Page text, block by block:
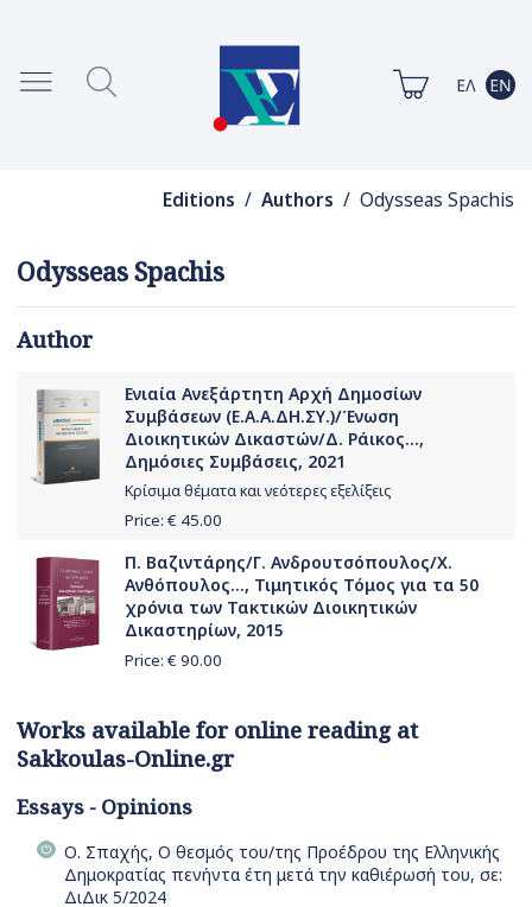
Editions / Authors / Odysseas Spachis
Odysseas Spachis
Author
Ενιαία Ανεξάρτητη Αρχή Δημοσίων
Συμβάσεων (Ε.Α.Α.ΔΗ.ΣΥ.)/Ένωση
Διοικητικών Δικαστών/Δ. Ράικος...,
Δημόσιες Συμβάσεις, 2021
Κρίσιμα θέματα και νεότερες εξελίξεις
Price: € 45.00
Π. Βαζιντάρης/Γ. Ανδρουτσόπουλος/Χ.
Ανθόπουλος..., Τιμητικός Τόμος για τα 50
χρόνια των Τακτικών Διοικητικών
Δικαστηρίων, 2015
Price: € 90.00
Works available for online reading at
Sakkoulas-Online.gr
Essays - Opinions
Ο. Σπαχής, Ο θεσμός του/της Προέδρου της Ελληνικής
Δημοκρατίας πενήντα έτη μετά την καθιέρωσή του, σε:
ΔιΔικ 5/2024